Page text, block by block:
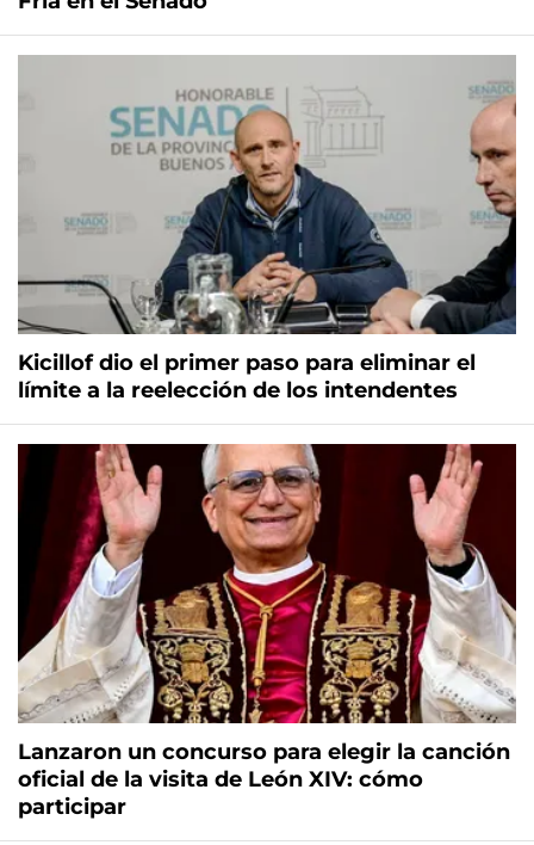
Kicillof dio el primer paso para eliminar el
límite a la reelección de los intendentes
Lanzaron un concurso para elegir la canción
oficial de la visita de León XIV: cómo
participar